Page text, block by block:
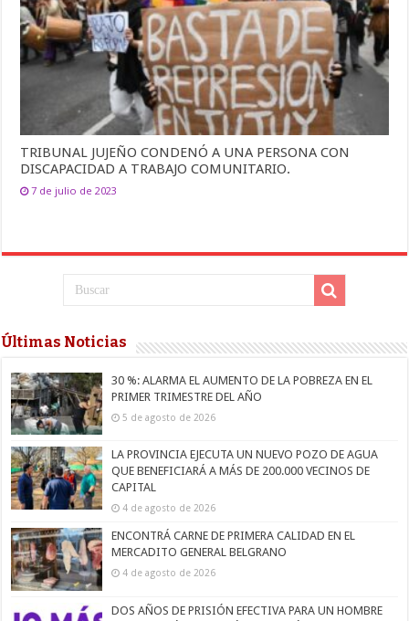
TRIBUNAL JUJEÑO CONDENÓ A UNA PERSONA CON
DISCAPACIDAD A TRABAJO COMUNITARIO.
7 de julio de 2023
Últimas Noticias
30 %: ALARMA EL AUMENTO DE LA POBREZA EN EL
PRIMER TRIMESTRE DEL AÑO
5 de agosto de 2026
LA PROVINCIA EJECUTA UN NUEVO POZO DE AGUA
QUE BENEFICIARÁ A MÁS DE 200.000 VECINOS DE
CAPITAL
4 de agosto de 2026
ENCONTRÁ CARNE DE PRIMERA CALIDAD EN EL
MERCADITO GENERAL BELGRANO
4 de agosto de 2026
DOS AÑOS DE PRISIÓN EFECTIVA PARA UN HOMBRE